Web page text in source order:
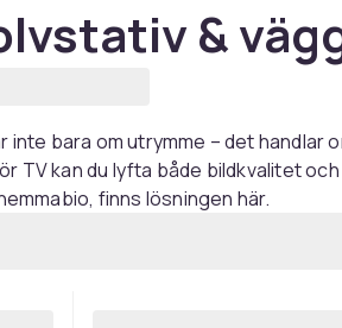
&
bara om utrymme – det handlar
TV kan du lyfta både bildkvalitet
finns lösningen här.